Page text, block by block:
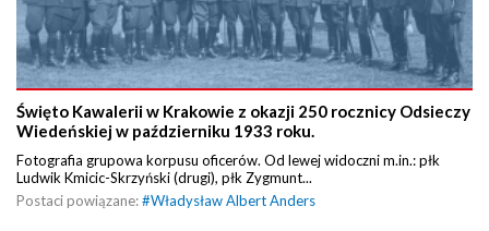
Święto Kawalerii w Krakowie z okazji 250 rocznicy Odsieczy
Wiedeńskiej w październiku 1933 roku.
Fotografia grupowa korpusu oficerów. Od lewej widoczni m.in.: płk
Ludwik Kmicic-Skrzyński (drugi), płk Zygmunt...
Postaci powiązane:#Władysław Albert Anders